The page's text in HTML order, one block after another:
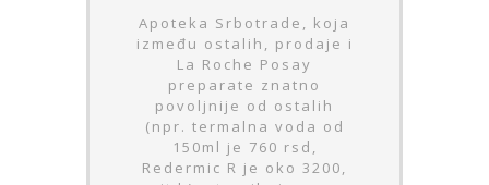
Apoteka Srbotrade, koja
između ostalih, prodaje i
La Roche Posay
preparate znatno
povoljnije od ostalih
(npr. termalna voda od
150ml je 760 rsd,
Redermic R je oko 3200,